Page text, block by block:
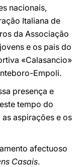
nacionais,
Italiana de
da Associação
e os pais do
«Calasancio»
Empoli.
presença e
tempo do
aspirações e os
afectuoso
Casais.